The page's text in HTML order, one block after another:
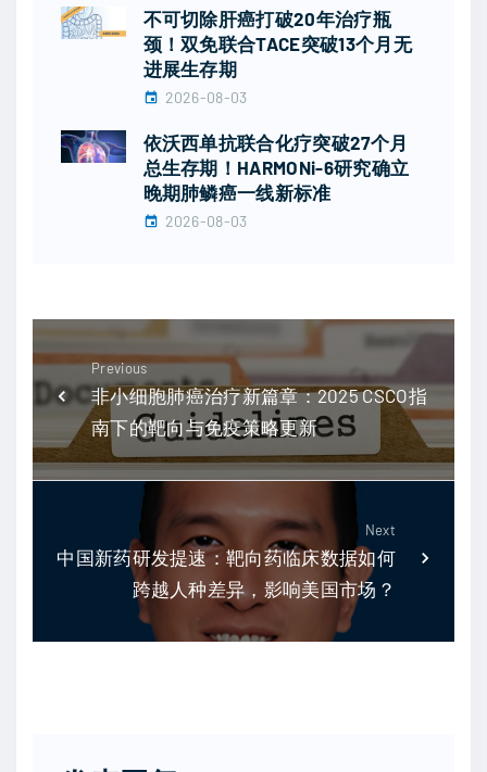
不可切除肝癌打破20年治疗瓶
颈！双免联合TACE突破13个月无
进展生存期
2026-08-03
依沃西单抗联合化疗突破27个月
总生存期！HARMONi-6研究确立
晚期肺鳞癌一线新标准
2026-08-03
Previous
非小细胞肺癌治疗新篇章：2025 CSCO指
南下的靶向与免疫策略更新
Next
中国新药研发提速：靶向药临床数据如何
跨越人种差异，影响美国市场？